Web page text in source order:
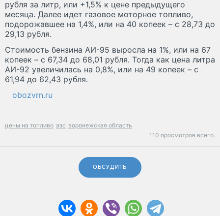
рубля за литр, или +1,5% к цене предыдущего
месяца. Далее идет газовое моторное топливо,
подорожавшее на 1,4%, или на 40 копеек – с 28,73 до
29,13 рубля.
Стоимость бензина АИ-95 выросла на 1%, или на 67
копеек – с 67,34 до 68,01 рубля. Тогда как цена литра
АИ-92 увеличилась на 0,8%, или на 49 копеек – с
61,94 до 62,43 рубля.
obozvrn.ru
цены на топливо азс воронежская область
110 просмотров всего.
ОБСУДИТЬ